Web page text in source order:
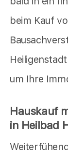
beim Kauf
um Ihre
Hauskauf
in Heilbad